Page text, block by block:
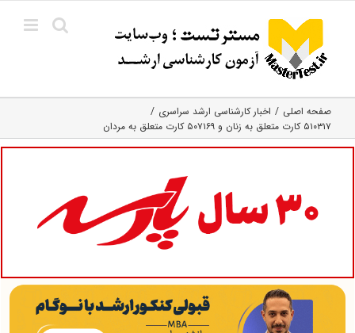
content
صفحه اصلی
اخبار کارشناسی ارشد سراسری
۵۱۰۳۱۷ کارت متعلق به زنان و ۵۰۷۱۶۹ کارت متعلق به مردان